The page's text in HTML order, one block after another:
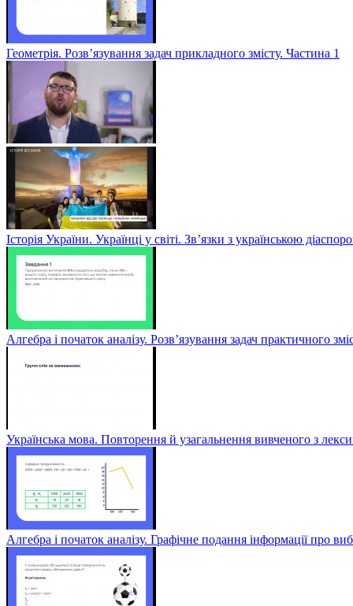
Геометрія. Розв’язування задач прикладного змісту. Частина 1
Історія України. Українці у світі. Зв’язки з українською
Алгебра і початок аналізу. Розв’язування задач практичного
Українська мова. Повторення й узагальнення вивченого з
Алгебра і початок аналізу. Графічне подання інформації про